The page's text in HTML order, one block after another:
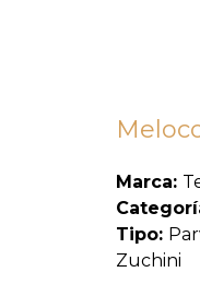
Marca:
Tipo:
Zuchini